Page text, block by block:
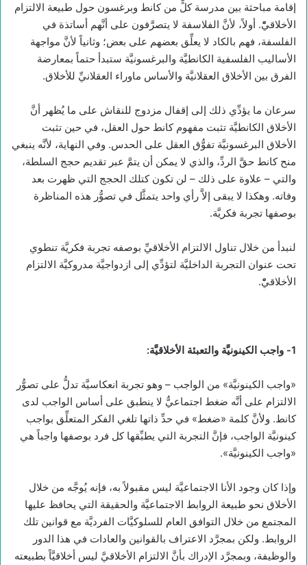
إقامة مباحثة بين مدرسة كلٍّ من كانط وبرغسون حول طبيعة الالتزام
الأخلاقيّْ. أولاً، لأنَّ الفلاسفة لا يتصرَّفون على أنَّهم أساتذة في
الفلسفة، فهم بالكاد لا يعلِّق بعضهم على بعض؛ وثانياً لأنَّ مواجهة
الأساليب الفلسفية الكانطيَّة والبرغسونيَّة ستبدأ حتماً بمعارضة
الفرق بين الأخلاق العقلانيَّة والأساس ماوراء العقلانيِّ للأخلاق.
سرعان ما يؤدِّي ذلك إلى إقفال مزدوج للنقاش على ما يُظهر أنَّ
الأخلاق الكانطيَّة تثبت مفهوم كانط حول العقل، في حين تثبت
الأخلاق البرغسونيَّة تفوُّق العقل على الحدس. وفي النهاية، لأنَّه ينبغي
منح كانط حقَّ الردِّ، والذي لا يمكن أن يتمَّ عبر تقديم حجج السلطة،
والتي – علاوة على ذلك – لن تكون كتلك الحجج التي ظهرت بعد
وفاته. وهكذا لا يبقى إلاَّ رأي واحد يتمثَّل في تصوُّر هذه المناظرة
بوصفها تجربة فكريَّة.
لنبدأ من خلال تناول الالتزام الأخلاقيِّ بوصفه تجربة فكريَّة تنطوي
تحت عنوان التجربة الداخليَّة لتؤدِّي إلى ازدواجيَّة مدروكيَّة الالتزام
الأخلاقيّْ.
1- واجب الكينونيَّة والتعبئة الأخلاقيَّة:
«واجب الكينونيَّة» من الواجب – وهو تجربة انعكاسيَّة تدلُّ على تصوُّر
الالتزام على أنَّه ضغط اجتماعيٌّ لا ينطبق على أساس الواجب لدى
كانط. ولأنَّ كلمة «ضغط» في حدِّ ذاتها تلغي الفكر المتعلِّق بواجب
كينونيَّة الواجب، فإنَّ التجربة التي يطبِّقها كل فرد بوصفها واجباً هي
«واجب الكينونيَّة».
وإذا كان وجود الأنا الاجتماعيَّة ليس مقبولاً به، فإنه يُوجَّه من خلال
الأخلاق نحو طبيعة الروابط الاجتماعيَّة والحقيقة التي يحافظ عليها
المجتمع من خلال التوافق العام للسلوكيَّات الفرديَّة مع قوانين تلك
الروابط. ولكن بمجرَّد الاعتراف بالقوانين والعادات في هذا الدور
والوظيفة، وبمجرَّد الإدراك بأنَّ الالتزام الأخلاقيَّ ليس أخلاقيَّاً بطبيعته